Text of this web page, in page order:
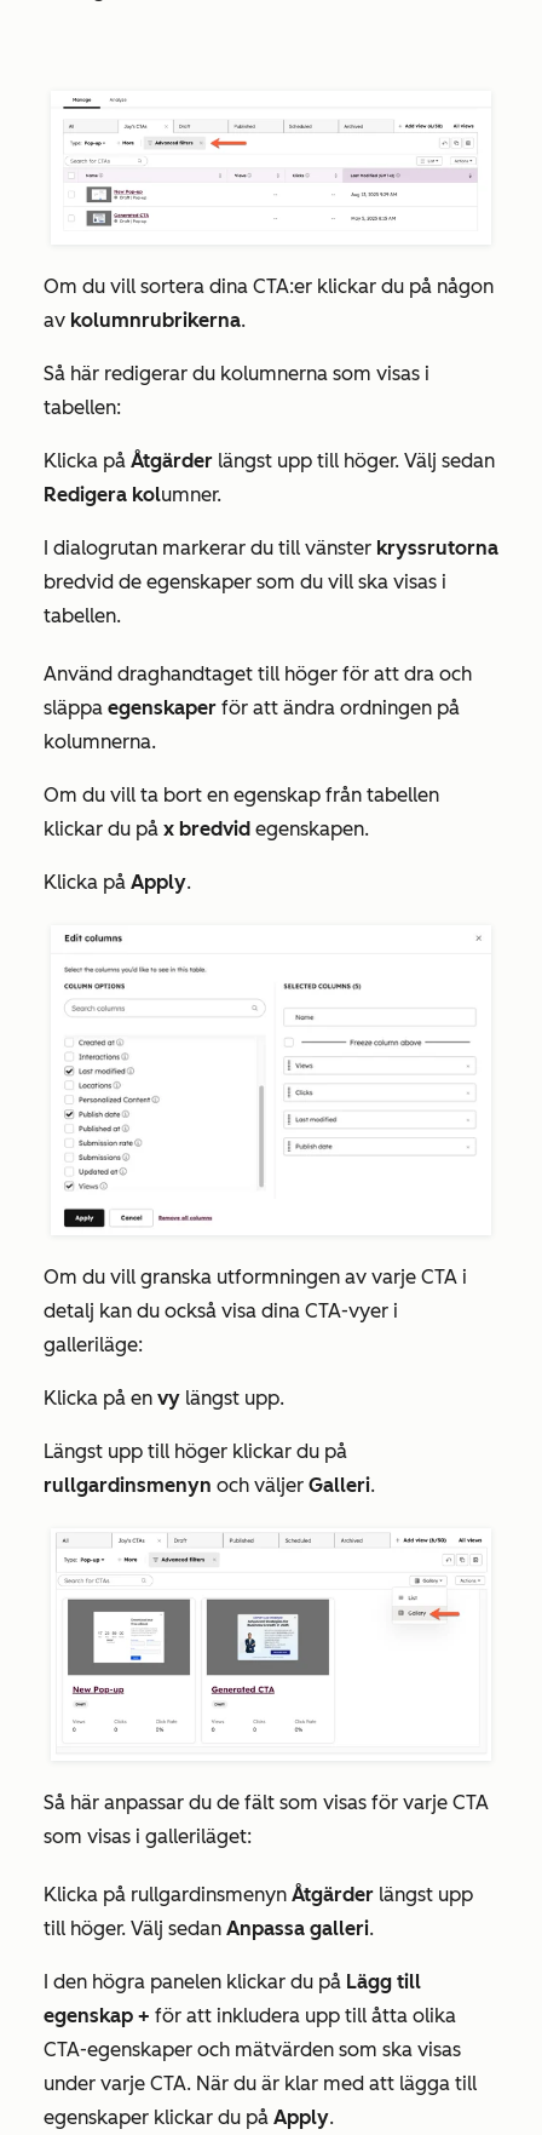
Om du vill sortera dina CTA:er klickar du på någon
av kolumnrubrikerna.
Så här redigerar du kolumnerna som visas i
tabellen:
Klicka på Åtgärder längst upp till höger. Välj sedan
Redigera kolumner.
I dialogrutan markerar du till vänster kryssrutorna
bredvid de egenskaper som du vill ska visas i
tabellen.
Använd draghandtaget till höger för att dra och
släppa egenskaper för att ändra ordningen på
kolumnerna.
Om du vill ta bort en egenskap från tabellen
klickar du på x bredvid egenskapen.
Klicka på Apply.
Om du vill granska utformningen av varje CTA i
detalj kan du också visa dina CTA-vyer i
galleriläge:
Klicka på en vy längst upp.
Längst upp till höger klickar du på
rullgardinsmenyn och väljer Galleri.
Så här anpassar du de fält som visas för varje CTA
som visas i galleriläget:
Klicka på rullgardinsmenyn Åtgärder längst upp
till höger. Välj sedan Anpassa galleri.
I den högra panelen klickar du på Lägg till
egenskap + för att inkludera upp till åtta olika
CTA-egenskaper och mätvärden som ska visas
under varje CTA. När du är klar med att lägga till
egenskaper klickar du på Apply.